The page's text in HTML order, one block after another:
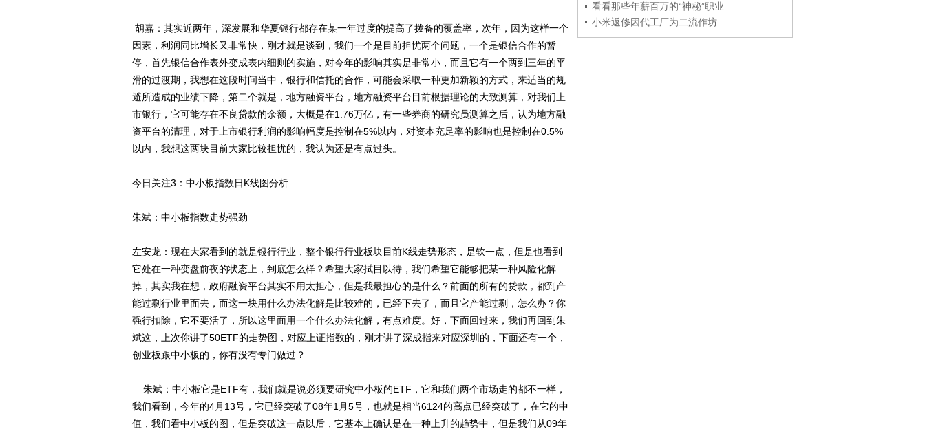
看看那些年薪百万的“神秘”职业
小米返修因代工厂为二流作坊
胡嘉：其实近两年，深发展和华夏银行都存在某一年过度的提高了拨备的覆盖率，次年，因为这样一个
因素，利润同比增长又非常快，刚才就是谈到，我们一个是目前担忧两个问题，一个是银信合作的暂
停，首先银信合作表外变成表内细则的实施，对今年的影响其实是非常小，而且它有一个两到三年的平
滑的过渡期，我想在这段时间当中，银行和信托的合作，可能会采取一种更加新颖的方式，来适当的规
避所造成的业绩下降，第二个就是，地方融资平台，地方融资平台目前根据理论的大致测算，对我们上
市银行，它可能存在不良贷款的余额，大概是在1.76万亿，有一些券商的研究员测算之后，认为地方融
资平台的清理，对于上市银行利润的影响幅度是控制在5%以内，对资本充足率的影响也是控制在0.5%
以内，我想这两块目前大家比较担忧的，我认为还是有点过头。
今日关注3：中小板指数日K线图分析
朱斌：中小板指数走势强劲
左安龙：现在大家看到的就是银行行业，整个银行行业板块目前K线走势形态，是软一点，但是也看到
它处在一种变盘前夜的状态上，到底怎么样？希望大家拭目以待，我们希望它能够把某一种风险化解
掉，其实我在想，政府融资平台其实不用太担心，但是我最担心的是什么？前面的所有的贷款，都到产
能过剩行业里面去，而这一块用什么办法化解是比较难的，已经下去了，而且它产能过剩，怎么办？你
强行扣除，它不要活了，所以这里面用一个什么办法化解，有点难度。好，下面回过来，我们再回到朱
斌这，上次你讲了50ETF的走势图，对应上证指数的，刚才讲了深成指来对应深圳的，下面还有一个，
创业板跟中小板的，你有没有专门做过？
朱斌：中小板它是ETF有，我们就是说必须要研究中小板的ETF，它和我们两个市场走的都不一样，
我们看到，今年的4月13号，它已经突破了08年1月5号，也就是相当6124的高点已经突破了，在它的中
值，我们看中小板的图，但是突破这一点以后，它基本上确认是在一种上升的趋势中，但是我们从09年